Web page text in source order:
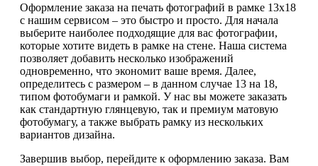
Оформление заказа на печать фотографий в рамке 13х18
с нашим сервисом – это быстро и просто. Для начала
выберите наиболее подходящие для вас фотографии,
которые хотите видеть в рамке на стене. Наша система
позволяет добавить несколько изображений
одновременно, что экономит ваше время. Далее,
определитесь с размером – в данном случае 13 на 18,
типом фотобумаги и рамкой. У нас вы можете заказать
как стандартную глянцевую, так и премиум матовую
фотобумагу, а также выбрать рамку из нескольких
вариантов дизайна.
Завершив выбор, перейдите к оформлению заказа. Вам